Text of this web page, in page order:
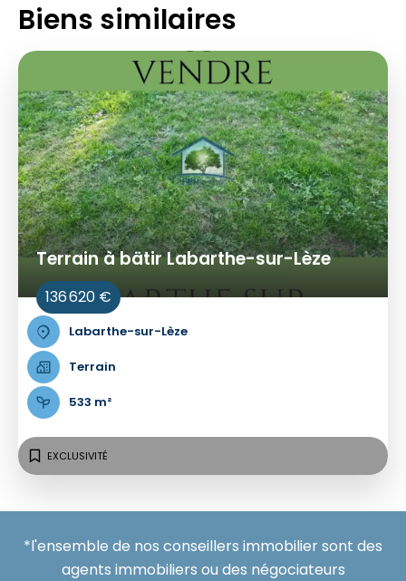
Biens similaires
Terrain à bätir Labarthe-sur-Lèze
136 620 €
Labarthe-sur-Lèze
Terrain
533 m²
EXCLUSIVITÉ
*l'ensemble de nos conseillers immobilier sont des
agents immobiliers ou des négociateurs